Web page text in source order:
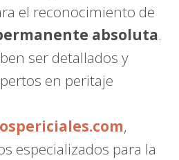
el reconocimiento de
absoluta.
ser detallados y
en peritaje
,
especializados para la